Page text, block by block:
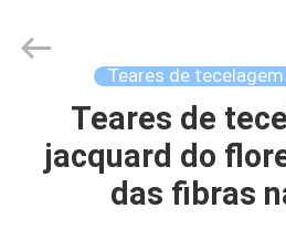
PARA
CASA
Machinery
Teares de
Teares de
jacquard do
das fibras